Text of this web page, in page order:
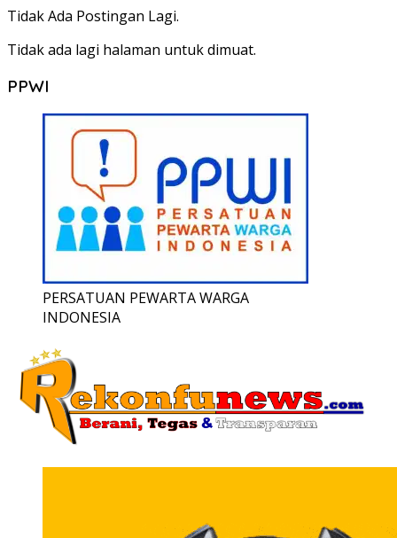
Tidak Ada Postingan Lagi.
Tidak ada lagi halaman untuk dimuat.
PPWI
PERSATUAN PEWARTA WARGA
INDONESIA